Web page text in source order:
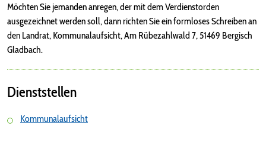
Möchten Sie jemanden anregen, der mit dem Verdienstorden
ausgezeichnet werden soll, dann richten Sie ein formloses Schreiben an
den Landrat, Kommunalaufsicht, Am Rübezahlwald 7, 51469 Bergisch
Gladbach.
Dienststellen
Kommunalaufsicht